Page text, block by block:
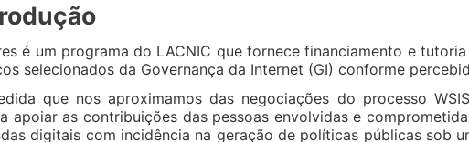
é um programa do LACNIC que fornece financiamento e
selecionados da Governança da Internet (GI) conforme
que nos aproximamos das negociações do processo
apoiar as contribuições das pessoas envolvidas e
digitais com incidência na geração de políticas públicas sob